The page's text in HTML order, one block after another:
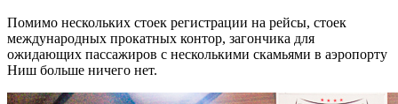
Помимо нескольких стоек регистрации на рейсы, стоек
международных прокатных контор, загончика для
ожидающих пассажиров с несколькими скамьями в аэропорту
Ниш больше ничего нет.